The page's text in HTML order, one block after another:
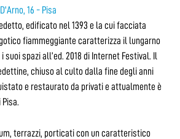
16 - Pisa
edificato nel 1393 e la cui facciata
fiammeggiante caratterizza il lungarno
suoi spazi all’ed. 2018 di Internet Festival. Il
chiuso al culto dalla fine degli anni
e restaurato da privati e attualmente è
terrazzi, porticati con un caratteristico